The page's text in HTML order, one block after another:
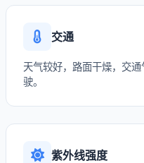
交通
天气较好，路面干燥，交
驶。
紫外线强度